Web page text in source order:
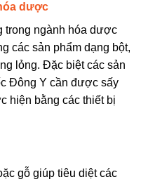
dược
trong ngành hóa dược
các sản phẩm dạng bột,
lỏng. Đặc biệt các sản
Đông Y cần được sấy
hiện bằng các thiết bị
gỗ giúp tiêu diệt các